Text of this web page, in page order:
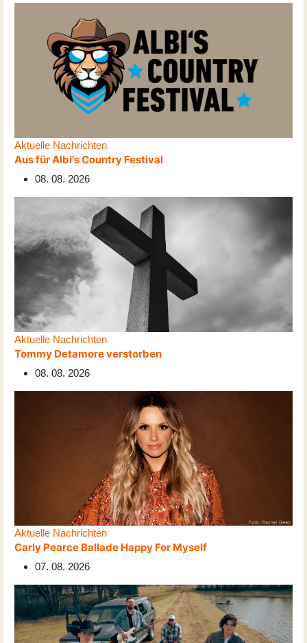
Aktuelle Nachrichten
Aus für Albi's Country Festival
08. 08. 2026
Aktuelle Nachrichten
Tommy Detamore verstorben
08. 08. 2026
Aktuelle Nachrichten
Carly Pearce Ballade Happy For Myself
07. 08. 2026